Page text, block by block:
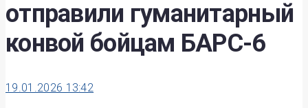
отправили гуманитарный
конвой бойцам БАРС-6
19.01.2026 13:42